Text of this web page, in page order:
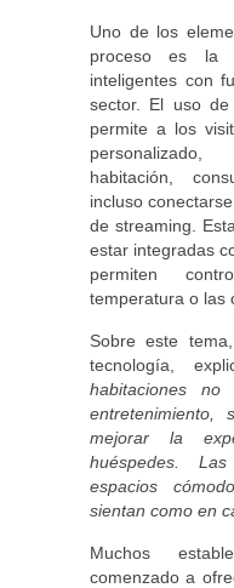
Uno de los
proceso es la
inteligentes con
sector. El uso
permite a los
habitación,
incluso
de streaming.
estar integradas
permiten
temperatura o las
Sobre este
tecnología,
habitaciones
entretenimiento,
mejorar la
huéspedes.
espacios
sientan como en
Muchos
comenzado a